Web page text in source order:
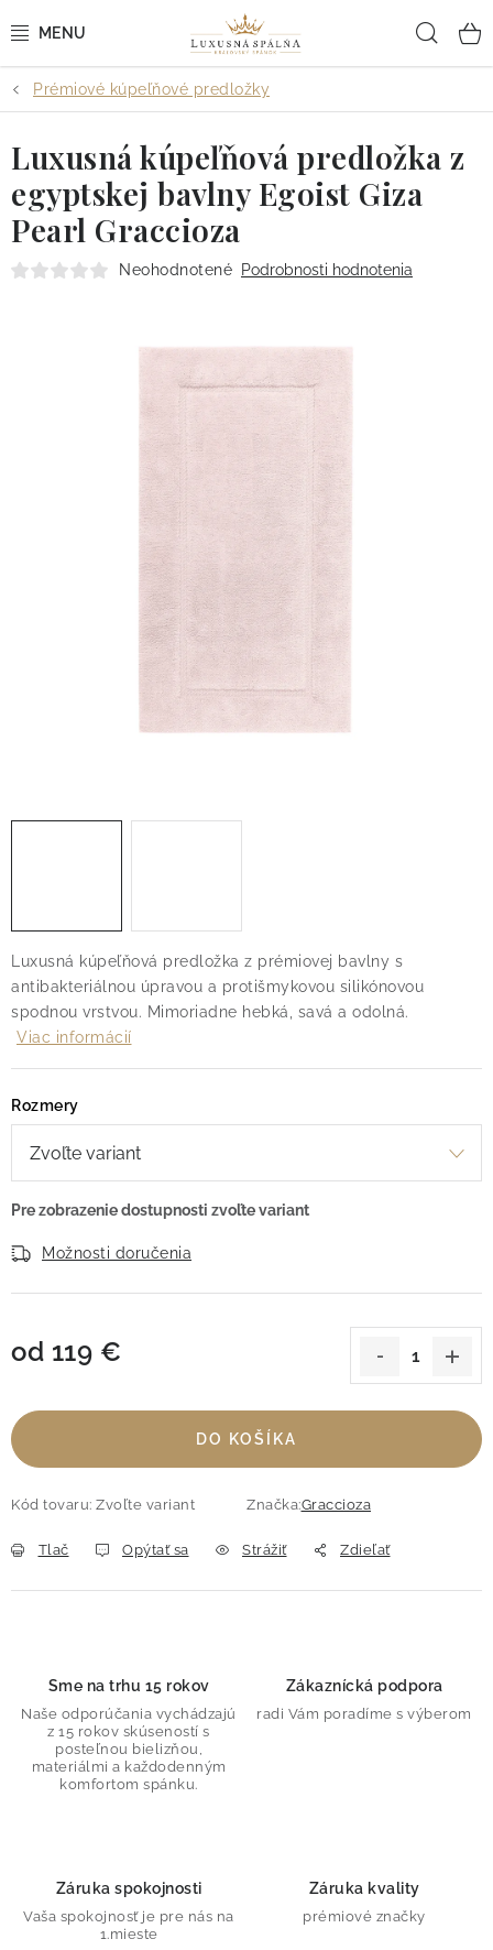
na
POSTEĽNÉ OBLIEČKY
POSTEĽNÉ PLACHTY
PREHOZY A PAPLÓNY
VANKÚŠE A OBLIEČKY
KÚPEĽŇA + WELLNESS
Doprava
Kontakt
Podmienky ochrany osobných údajov
Reklamačný poriadok
Vrátenie tovaru
Prémiové kúpeľňové predložky
Luxusná kúpeľňová predložka z prémiovej bavlny s
antibakteriálnou úpravou a protišmykovou silikónovou
spodnou vrstvou. Mimoriadne hebká, savá a odolná.
Viac informácií
Rozmery
Možnosti doručenia
od 119 €
DO KOŠÍKA
Kód tovaru: Zvoľte variant Značka:Graccioza
Tlač Opýtať sa Strážiť Zdieľať
Luxusná kúpeľňová predložka z
egyptskej bavlny Egoist Giza
Pearl Graccioza
Neohodnotené Podrobnosti hodnotenia
Sme na trhu 15 rokov
Naše odporúčania vychádzajú
z 15 rokov skúseností s
posteľnou bielizňou,
materiálmi a každodenným
komfortom spánku.
Zákaznícká podpora
radi Vám poradíme s výberom
Záruka spokojnosti
Vaša spokojnosť je pre nás na
1.mieste
Záruka kvality
prémiové značky